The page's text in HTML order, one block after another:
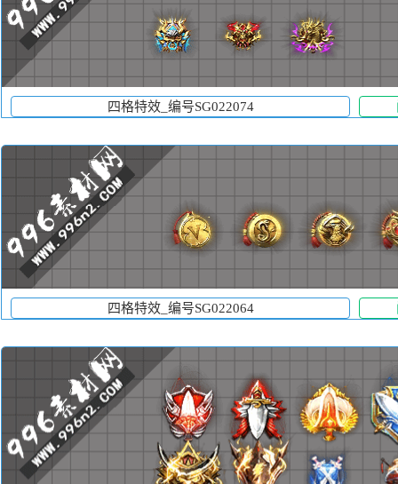
四格特效_编号SG022074
四格特效_编号SG022064